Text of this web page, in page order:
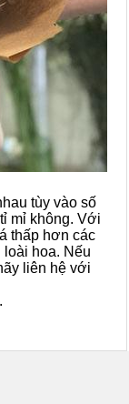
tùy vào số
mỉ không. Với
thấp hơn các
hoa. Nếu
liên hệ với
.